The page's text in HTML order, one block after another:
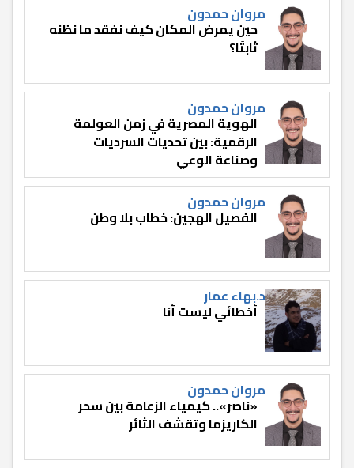
مروان حمدون
حين يمرض المكان كيف نفقد ما نظنه
ثابتًا؟
مروان حمدون
الهوية المصرية في زمن العولمة
الرقمية: بين تحديات السرديات
وصناعة الوعي
مروان حمدون
الفصيل الهجين: خطاب بلا وطن
د.بهاء عمار
أخطائي ليست أنا
مروان حمدون
«ناصر».. كيمياء الزعامة بين سحر
الكاريزما وتقشف الثائر